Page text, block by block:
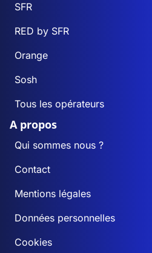
SFR
RED by SFR
Orange
Sosh
Tous les opérateurs
A propos
Qui sommes nous ?
Contact
Mentions légales
Données personnelles
Cookies